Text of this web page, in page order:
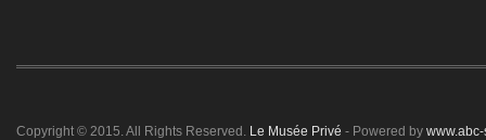
Copyright © 2015. All Rights Reserved. Le Musée Privé - Powered by